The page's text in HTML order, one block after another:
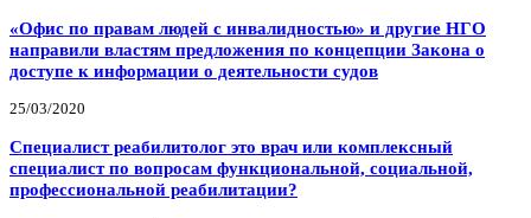
«Офис по правам людей с инвалидностью» и другие НГО
направили властям предложения по концепции Закона о
доступе к информации о деятельности судов
25/03/2020
Специалист реабилитолог это врач или комплексный
специалист по вопросам функциональной, социальной,
профессиональной реабилитации?